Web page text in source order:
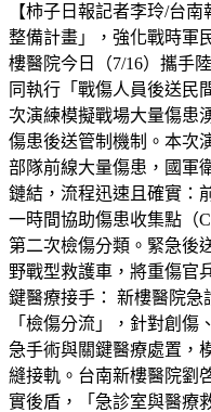
【柿子日報記者李玲/台
整備計畫」，強化戰時軍
樓醫院今日（7/16）攜手
同執行「戰傷人員後送民
次演練模擬戰場大量傷患
傷患後送管制機制。本次
部隊前線大量傷患，國軍
鏈結，流程迅速且確實：
一時間協助傷患收集點（
第二次檢傷分類。緊急後
野戰型救護車，將重傷官
鍵醫療接手： 新樓醫院
「檢傷分流」，針對創
急手術與關鍵醫療處置，
縫接軌。台南新樓醫院劉
實後盾，「急診室與醫療